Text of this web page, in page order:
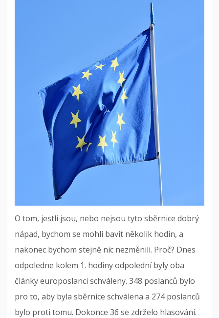
O tom, jestli jsou, nebo nejsou tyto sběrnice dobrý
nápad, bychom se mohli bavit několik hodin, a
nakonec bychom stejně nic nezměnili. Proč? Dnes
odpoledne kolem 1. hodiny odpolední byly oba
články europoslanci schváleny. 348 poslanců bylo
pro to, aby byla sběrnice schválena a 274 poslanců
bylo proti tomu. Dokonce 36 se zdrželo hlasování.